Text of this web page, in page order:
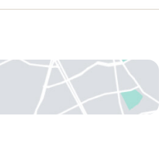
una nueva pestaña